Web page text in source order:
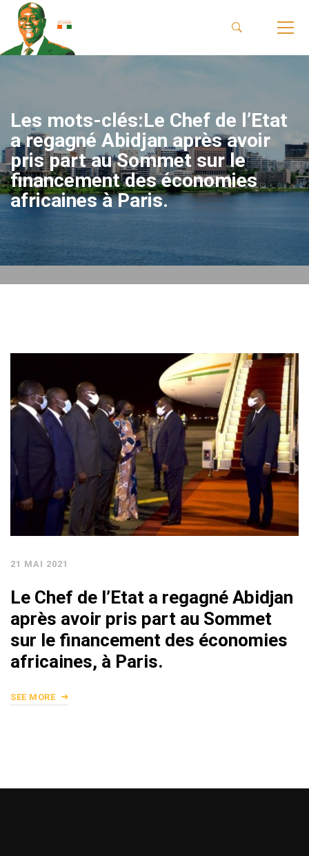
Les mots-clés:Le Chef de l’Etat
a regagné Abidjan après avoir
pris part au Sommet sur le
financement des économies
africaines à Paris.
21 MAI 2021
Le Chef de l’Etat a regagné Abidjan
après avoir pris part au Sommet
sur le financement des économies
africaines, à Paris.
SEE MORE